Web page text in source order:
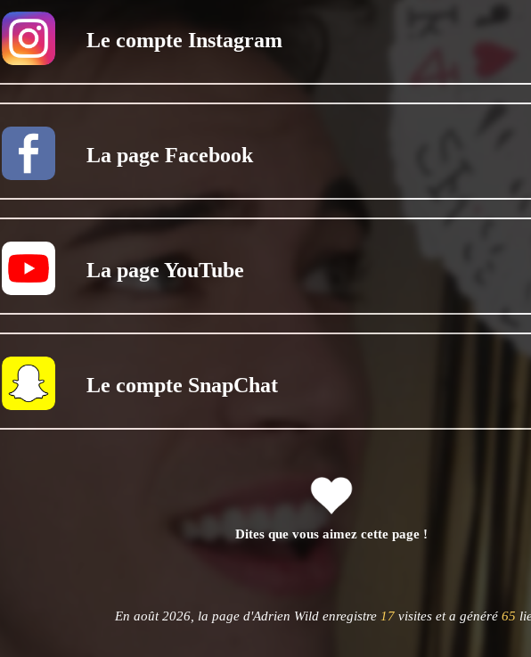
Le compte Instagram
La page Facebook
La page YouTube
Le compte SnapChat
Dites que vous aimez cette page !
En août 2026, la page d'Adrien Wild enregistre 17visites et a généré 65